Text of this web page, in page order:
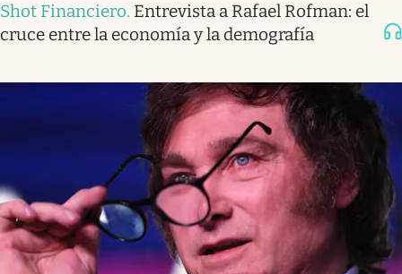
Shot Financiero. Entrevista a Rafael Rofman: el
cruce entre la economía y la demografía